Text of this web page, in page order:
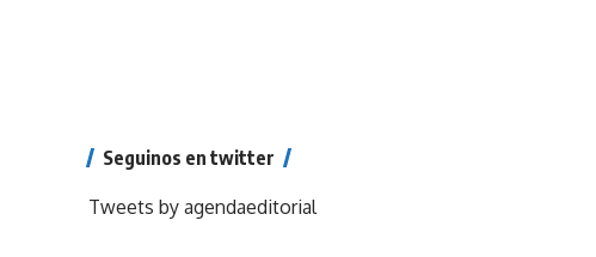
Seguinos en twitter
Tweets by agendaeditorial